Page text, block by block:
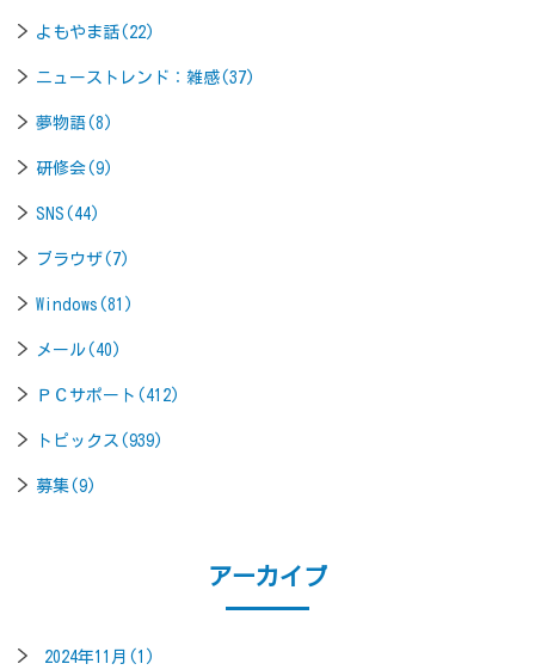
よもやま話(22)
ニューストレンド：雑感(37)
夢物語(8)
研修会(9)
SNS(44)
ブラウザ(7)
Windows(81)
メール(40)
ＰＣサポート(412)
トピックス(939)
募集(9)
アーカイブ
2024年11月(1)